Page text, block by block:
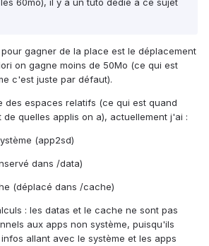
60mo), il y a un tuto dédié à ce sujet
gagner de la place est le déplacement
on gagne moins de 50Mo (ce qui est
c'est juste par défaut).
des espaces relatifs (ce qui est quand
de quelles applis on a), actuellement j'ai :
(app2sd)
dans /data)
(déplacé dans /cache)
: les datas et le cache ne sont pas
aux apps non système, puisqu'ils
allant avec le système et les apps